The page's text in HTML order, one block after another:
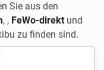
Sie aus den
, , FeWo-direkt und
zu finden sind.